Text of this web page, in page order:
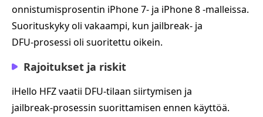
onnistumisprosentin iPhone 7‑ ja iPhone 8 ‑malleissa.
Suorituskyky oli vakaampi, kun jailbreak‑ ja
DFU‑prosessi oli suoritettu oikein.
Rajoitukset ja riskit
iHello HFZ vaatii DFU‑tilaan siirtymisen ja
jailbreak‑prosessin suorittamisen ennen käyttöä.